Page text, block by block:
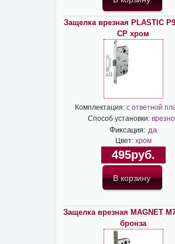
Защелка врезная PLASTIC
CP хром
Комплектация: с ответной
Способ установки:
Фиксация: да
Цвет: хром
495руб.
Защелка врезная MAGNET
бронза